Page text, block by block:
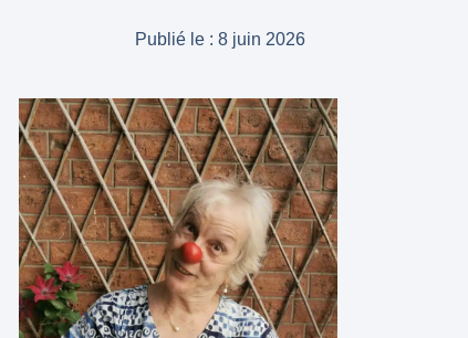
Publié le : 8 juin 2026